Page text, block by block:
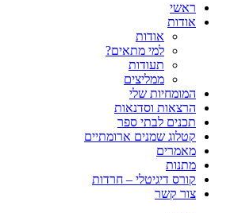
ראשי
אודות
אודות
למי מתאים?
תעודות
ממליצים
המומחיות שלי
הרצאות וסדנאות
תכנים לבתי ספר
קטלוג שמנים ארומתיים
מאמרים
מתנות
קורס דיגיטלי – חרדות
צור קשר